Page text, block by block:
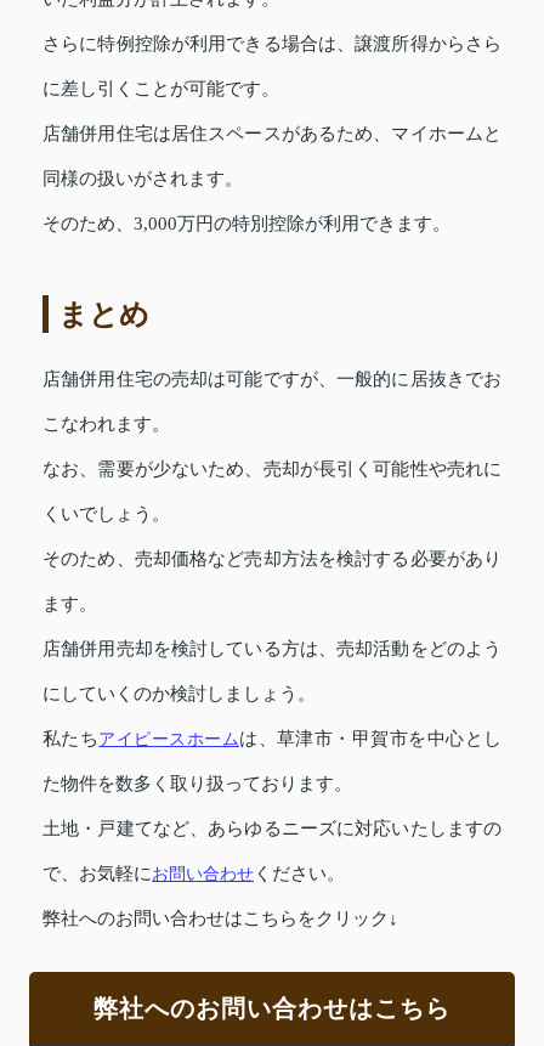
さらに特例控除が利用できる場合は、譲渡所得からさら
に差し引くことが可能です。
店舗併用住宅は居住スペースがあるため、マイホームと
同様の扱いがされます。
そのため、3,000万円の特別控除が利用できます。
まとめ
店舗併用住宅の売却は可能ですが、一般的に居抜きでお
こなわれます。
なお、需要が少ないため、売却が長引く可能性や売れに
くいでしょう。
そのため、売却価格など売却方法を検討する必要があり
ます。
店舗併用売却を検討している方は、売却活動をどのよう
にしていくのか検討しましょう。
私たちアイピースホームは、草津市・甲賀市を中心とし
た物件を数多く取り扱っております。
土地・戸建てなど、あらゆるニーズに対応いたしますの
で、お気軽にお問い合わせ ください。
弊社へのお問い合わせはこちらをクリック↓
弊社へのお問い合わせはこちら